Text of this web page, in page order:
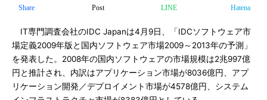
Share Post LINE Hatena
IT専門調査会社のIDC Japanは4月9日、「IDCソフトウェア市
場定義2009年版と国内ソフトウェア市場2009～2013年の予測」
を発表した。2008年の国内ソフトウェアの市場規模は2兆997億
円と推計され、内訳はアプリケーション市場が8036億円、アプ
リケーション開発／デプロイメント市場が4578億円、システム